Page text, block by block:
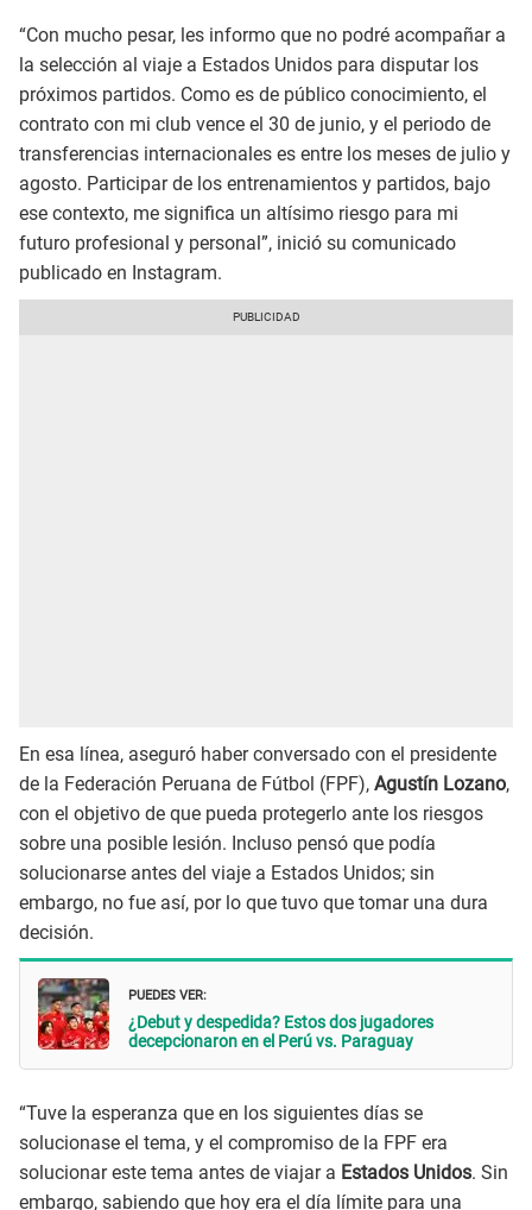
“Con mucho pesar, les informo que no podré acompañar a
la selección al viaje a Estados Unidos para disputar los
próximos partidos. Como es de público conocimiento, el
contrato con mi club vence el 30 de junio, y el periodo de
transferencias internacionales es entre los meses de julio y
agosto. Participar de los entrenamientos y partidos, bajo
ese contexto, me significa un altísimo riesgo para mi
futuro profesional y personal”, inició su comunicado
publicado en Instagram.
En esa línea, aseguró haber conversado con el presidente
de la Federación Peruana de Fútbol (FPF), Agustín Lozano,
con el objetivo de que pueda protegerlo ante los riesgos
sobre una posible lesión. Incluso pensó que podía
solucionarse antes del viaje a Estados Unidos; sin
embargo, no fue así, por lo que tuvo que tomar una dura
decisión.
PUEDES VER:
¿Debut y despedida? Estos dos jugadores
decepcionaron en el Perú vs. Paraguay
“Tuve la esperanza que en los siguientes días se
solucionase el tema, y el compromiso de la FPF era
solucionar este tema antes de viajar a Estados Unidos. Sin
embargo, sabiendo que hoy era el día límite para una